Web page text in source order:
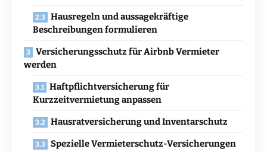
Hausregeln und aussagekräftige
Beschreibungen formulieren
Versicherungsschutz für Airbnb Vermieter
werden
Haftpflichtversicherung für
Kurzzeitvermietung anpassen
Hausratversicherung und Inventarschutz
Spezielle Vermieterschutz-Versicherungen